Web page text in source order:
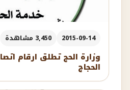
2015-09-14 3,450 مشاهدة
وزارة الحج تطلق ارقام
الحجاج